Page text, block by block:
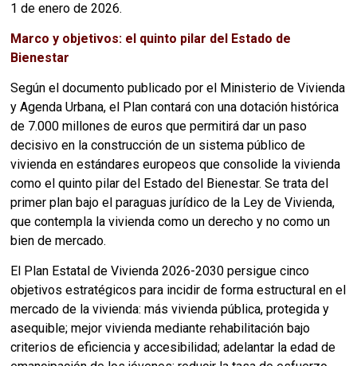
1 de enero de 2026.
Marco y objetivos: el quinto pilar del Estado de
Bienestar
Según el documento publicado por el Ministerio de Vivienda
y Agenda Urbana, el Plan contará con una dotación histórica
de 7.000 millones de euros que permitirá dar un paso
decisivo en la construcción de un sistema público de
vivienda en estándares europeos que consolide la vivienda
como el quinto pilar del Estado del Bienestar. Se trata del
primer plan bajo el paraguas jurídico de la Ley de Vivienda,
que contempla la vivienda como un derecho y no como un
bien de mercado.
El Plan Estatal de Vivienda 2026-2030 persigue cinco
objetivos estratégicos para incidir de forma estructural en el
mercado de la vivienda: más vivienda pública, protegida y
asequible; mejor vivienda mediante rehabilitación bajo
criterios de eficiencia y accesibilidad; adelantar la edad de